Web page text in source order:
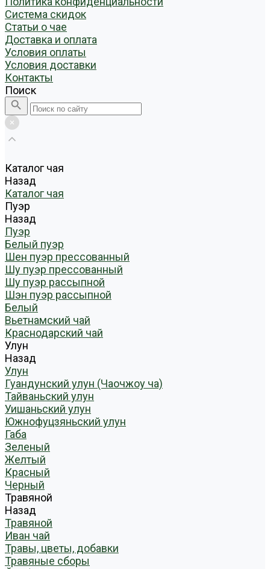
Система скидок
Статьи о чае
Доставка и оплата
Условия оплаты
Условия доставки
Контакты
Поиск
Каталог чая
Назад
Каталог чая
Пуэр
Назад
Пуэр
Белый пуэр
Шен пуэр прессованный
Шу пуэр прессованный
Шу пуэр рассыпной
Шэн пуэр рассыпной
Белый
Вьетнамский чай
Краснодарский чай
Улун
Назад
Улун
Гуандунский улун (Чаочжоу ча)
Тайваньский улун
Уишаньский улун
Южнофуцзяньский улун
Габа
Зеленый
Желтый
Красный
Черный
Травяной
Назад
Травяной
Иван чай
Травы, цветы, добавки
Травяные сборы